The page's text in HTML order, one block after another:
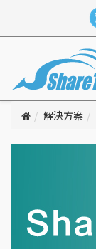
解決方案